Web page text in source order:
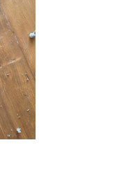
y delicados,
cualquier rincón de